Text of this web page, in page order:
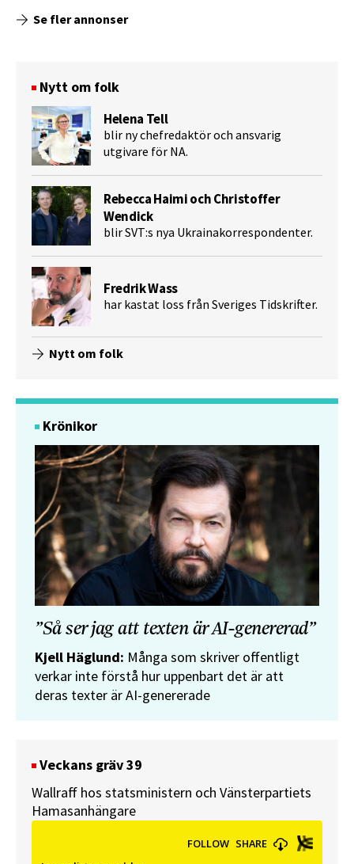
Se fler annonser
Nytt om folk
Helena Tell
blir ny chefredaktör och ansvarig
utgivare för NA.
Rebecca Haimi och Christoffer
Wendick
blir SVT:s nya Ukrainakorrespondenter.
Fredrik Wass
har kastat loss från Sveriges Tidskrifter.
Nytt om folk
Krönikor
”Så ser jag att texten är AI-genererad”
Kjell Häglund: Många som skriver offentligt
verkar inte förstå hur uppenbart det är att
deras texter är AI-genererade
Veckans gräv 39
Wallraff hos statsministern och Vänsterpartiets
Hamasanhängare